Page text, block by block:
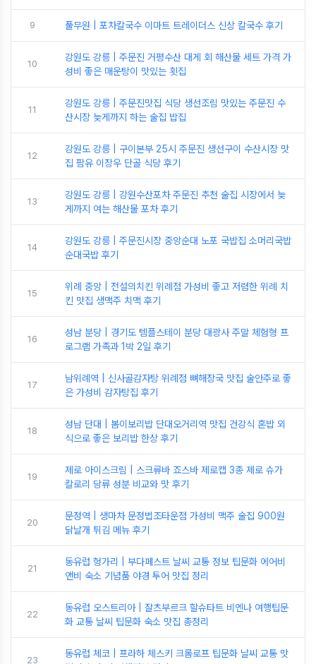
9 풀무원 | 포차칼국수 이마트 트레이더스 신상 칼국수 후기
10
강원도 강릉 | 주문진 거평수산 대게 회 해산물 세트 가격 가
성비 좋은 매운탕이 맛있는 횟집
11
강원도 강릉 | 주문진맛집 식당 생선조림 맛있는 주문진 수
산시장 늦게까지 하는 술집 밥집
12
강원도 강릉 | 구이본부 25시 주문진 생선구이 수산시장 맛
집 팜유 이장우 단골 식당 후기
13
강원도 강릉 | 강원수산포차 주문진 추천 술집 시장에서 늦
게까지 여는 해산물 포차 후기
14
강원도 강릉 | 주문진시장 중앙순대 노포 국밥집 소머리국밥
순대국밥 후기
15
위례 중앙 | 전설의치킨 위례점 가성비 좋고 저렴한 위례 치
킨 맛집 생맥주 치맥 후기
16
성남 분당 | 경기도 템플스테이 분당 대광사 주말 체험형 프
로그램 가족과 1박 2일 후기
17
남위례역 | 신사골감자탕 위례점 뼈해장국 맛집 술안주로 좋
은 가성비 감자탕집 후기
18
성남 단대 | 봄이보리밥 단대오거리역 맛집 건강식 혼밥 외
식으로 좋은 보리밥 한상 후기
19
제로 아이스크림 | 스크류바 죠스바 제로캡 3종 제로 슈가
칼로리 당류 성분 비교와 맛 후기
20
문정역 | 생마차 문정법조타운점 가성비 맥주 술집 900원
닭날개 튀김 메뉴 후기
21
동유럽 헝가리 | 부다페스트 날씨 교통 정보 팁문화 에어비
앤비 숙소 기념품 야경 투어 맛집 정리
22
동유럽 오스트리아 | 잘츠부르크 할슈타트 비엔나 여행팁문
화 교통 날씨 팁문화 숙소 맛집 총정리
23
동유럽 체코 | 프라하 체스키 크롬로프 팁문화 날씨 교통 맛